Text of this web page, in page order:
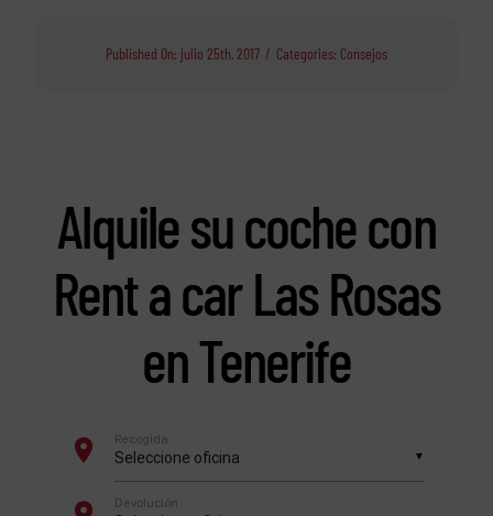
Published On: julio 25th, 2017 / Categories: Consejos
Alquile su coche con
Rent a car Las Rosas
en Tenerife